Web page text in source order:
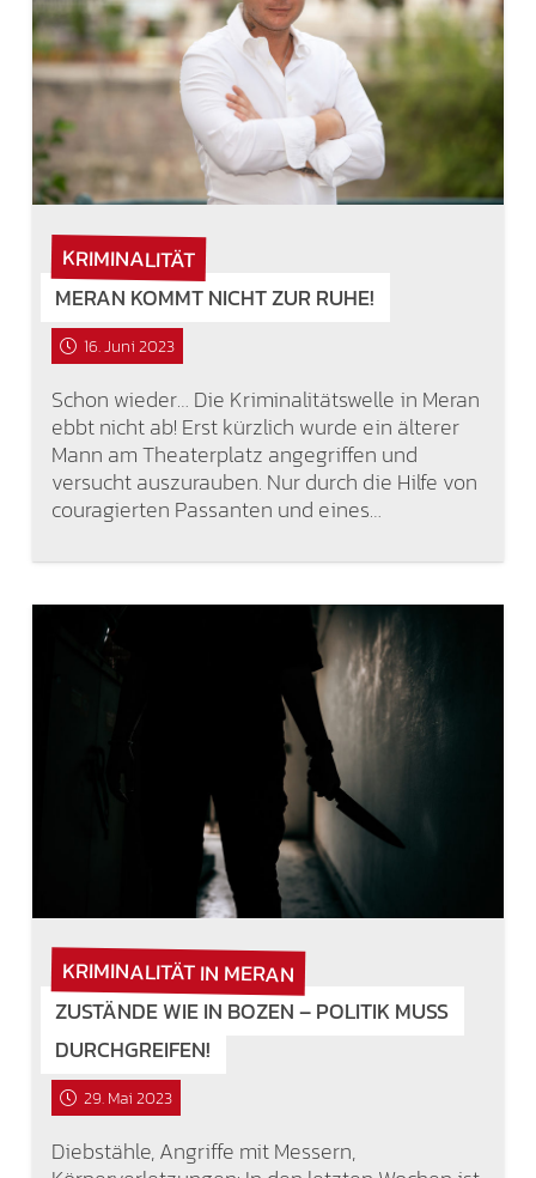
KRIMINALITÄT
MERAN KOMMT NICHT ZUR RUHE!
16. Juni 2023
Schon wieder… Die Kriminalitätswelle in Meran
ebbt nicht ab! Erst kürzlich wurde ein älterer
Mann am Theaterplatz angegriffen und
versucht auszurauben. Nur durch die Hilfe von
couragierten Passanten und eines…
KRIMINALITÄT IN MERAN
ZUSTÄNDE WIE IN BOZEN – POLITIK MUSS
DURCHGREIFEN!
29. Mai 2023
Diebstähle, Angriffe mit Messern,